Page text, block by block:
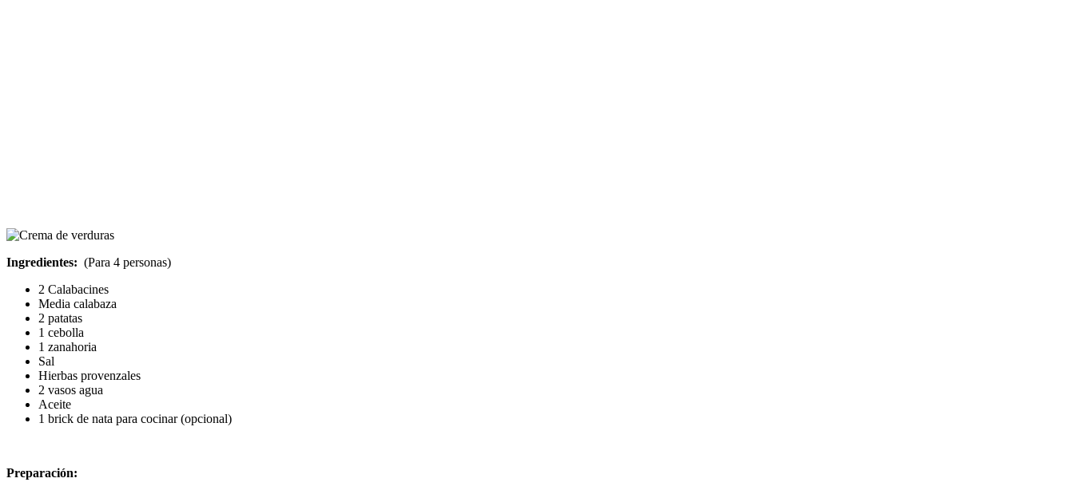
Ingredientes: (Para 4 personas)
2 Calabacines
Media calabaza
2 patatas
1 cebolla
1 zanahoria
Sal
Hierbas provenzales
2 vasos agua
Aceite
1 brick de nata para cocinar (opcional)
Preparación: